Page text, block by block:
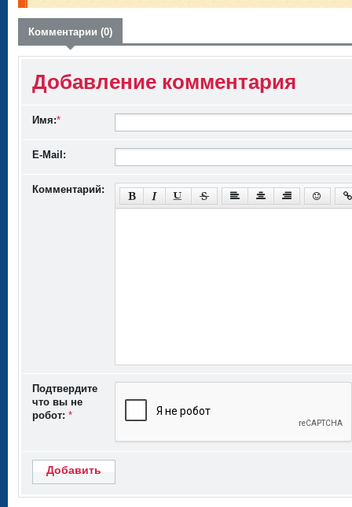
Комментарии (0)
Добавление комментария
Имя:*
E-Mail:
Комментарий:
Подтвердите
что вы не
робот: *
Добавить